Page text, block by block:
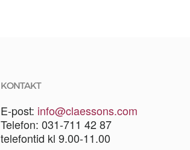
KONTAKT
E-post: info@claessons.com
Telefon: 031-711 42 87
telefontid kl 9.00-11.00